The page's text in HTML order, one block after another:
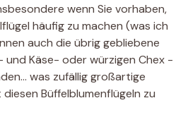
wenn Sie vorhaben,
häufig zu machen (was ich
auch die übrig gebliebene
und Käse- oder würzigen Chex -
was zufällig großartige
Büffelblumenflügeln zu